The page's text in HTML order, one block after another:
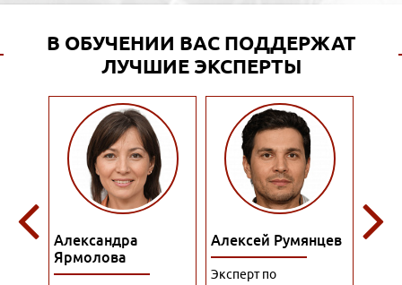
В ОБУЧЕНИИ ВАС ПОДДЕРЖАТ
ЛУЧШИЕ ЭКСПЕРТЫ
Алексей Румянцев
Эксперт по
Алина Куприянова
Преподаватель по